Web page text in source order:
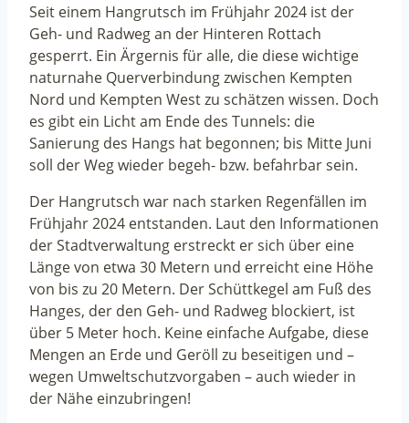
Seit einem Hangrutsch im Frühjahr 2024 ist der
Geh- und Radweg an der Hinteren Rottach
gesperrt. Ein Ärgernis für alle, die diese wichtige
naturnahe Querverbindung zwischen Kempten
Nord und Kempten West zu schätzen wissen. Doch
es gibt ein Licht am Ende des Tunnels: die
Sanierung des Hangs hat begonnen; bis Mitte Juni
soll der Weg wieder begeh- bzw. befahrbar sein.
Der Hangrutsch war nach starken Regenfällen im
Frühjahr 2024 entstanden. Laut den Informationen
der Stadtverwaltung erstreckt er sich über eine
Länge von etwa 30 Metern und erreicht eine Höhe
von bis zu 20 Metern. Der Schüttkegel am Fuß des
Hanges, der den Geh- und Radweg blockiert, ist
über 5 Meter hoch. Keine einfache Aufgabe, diese
Mengen an Erde und Geröll zu beseitigen und –
wegen Umweltschutzvorgaben – auch wieder in
der Nähe einzubringen!